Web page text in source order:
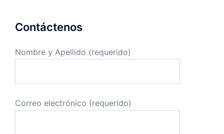
Contáctenos
Nombre y Apellido (requerido)
Correo electrónico (requerido)